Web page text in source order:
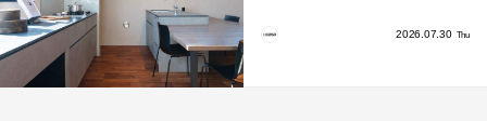
2026.07.30 Thu